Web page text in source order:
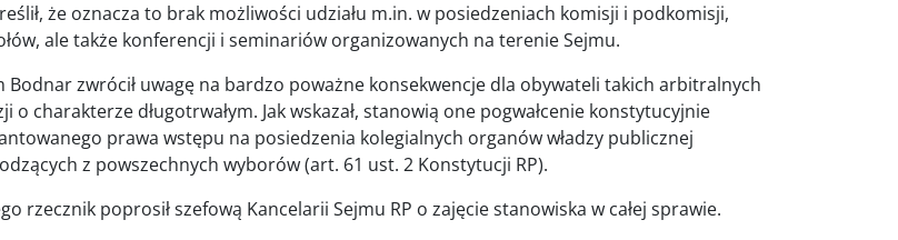
że oznacza to brak możliwości udziału m.in. w posiedzeniach komisji i podkomisji,
ale także konferencji i seminariów organizowanych na terenie Sejmu.
Bodnar zwrócił uwagę na bardzo poważne konsekwencje dla obywateli takich arbitralnych
o charakterze długotrwałym. Jak wskazał, stanowią one pogwałcenie konstytucyjnie
prawa wstępu na posiedzenia kolegialnych organów władzy publicznej
z powszechnych wyborów (art. 61 ust. 2 Konstytucji RP).
rzecznik poprosił szefową Kancelarii Sejmu RP o zajęcie stanowiska w całej sprawie.